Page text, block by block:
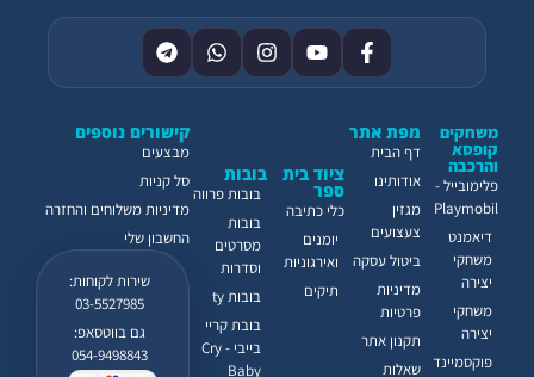
קישורים נוספים
מבצעים
סל קניות
מדיניות משלוחים והחזרה
החשבון שלי
שירות לקוחות:
03-5527985
גם בווטסאפ:
054-9498843
ציוד בית
ספר
כלי כתיבה
יומנים
ואירגוניות
תיקים
בובות
בובות פרווה
בובות
מסרטים
וסדרות
בובות ty
בובת קריי
בייבי - Cry
Baby
משחקים
קופסא
והרכבה
פלימובייל -
Playmobil
דיאמנט
משחקי
יצירה
משחקי
יצירה
פוקסמיינד
מפת אתר
דף הבית
אודותינו
מגזין
צעצועים
ביטול עסקה
מדיניות
פרטיות
תקנון אתר
שאלות